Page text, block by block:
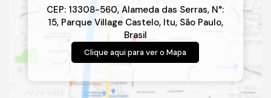
CEP: 13308-560,Alameda das Serras, N°:
15, Parque Village Castelo, Itu, São Paulo,
Brasil
Clique aqui para ver o Mapa